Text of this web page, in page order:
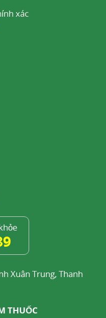
xác
Xuân Trung, Thanh
THUỐC